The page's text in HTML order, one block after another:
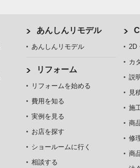
あんしんリモデル
あんしんリモデル
リフォーム
リフォームを始める
費用を知る
実例を見る
お店を探す
ショールームに行く
相談する
2D
カ
説
見
施
商
修
商